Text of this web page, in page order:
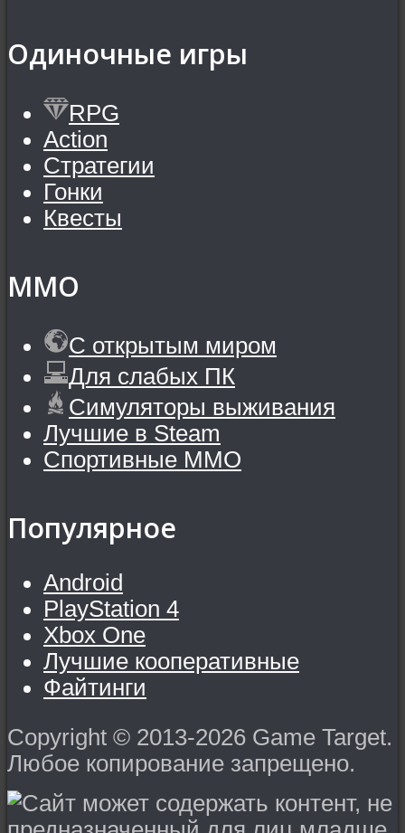
Одиночные игры
RPG
Action
Стратегии
Гонки
Квесты
MMO
С открытым миром
Для слабых ПК
Симуляторы выживания
Лучшие в Steam
Спортивные MMO
Популярное
Android
PlayStation 4
Xbox One
Лучшие кооперативные
Файтинги
Copyright © 2013-2026 Game Target.
Любое копирование запрещено.